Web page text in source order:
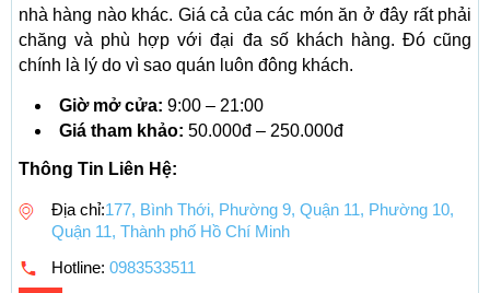
nhà hàng nào khác. Giá cả của các món ăn ở đây rất phải
chăng và phù hợp với đại đa số khách hàng. Đó cũng
chính là lý do vì sao quán luôn đông khách.
Giờ mở cửa: 9:00 – 21:00
Giá tham khảo: 50.000đ – 250.000đ
Thông Tin Liên Hệ:
Địa chỉ:177, Bình Thới, Phường 9, Quận 11, Phường 10,
Quận 11, Thành phố Hồ Chí Minh
Hotline: 0983533511